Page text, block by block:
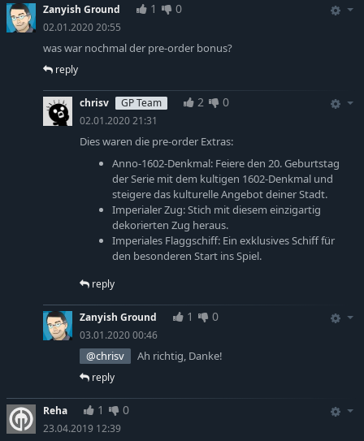
Zanyish Ground 1 0
02.01.2020 20:55
was war nochmal der pre-order bonus?
reply
chrisv GP Team 2 0
02.01.2020 21:31
Dies waren die pre-order Extras:
Anno-1602-Denkmal: Feiere den 20. Geburtstag
der Serie mit dem kultigen 1602-Denkmal und
steigere das kulturelle Angebot deiner Stadt.
Imperialer Zug: Stich mit diesem einzigartig
dekorierten Zug heraus.
Imperiales Flaggschiff: Ein exklusives Schiff für
den besonderen Start ins Spiel.
reply
Zanyish Ground 1 0
03.01.2020 00:46
@chrisv Ah richtig, Danke!
reply
Reha 1 0
23.04.2019 12:39